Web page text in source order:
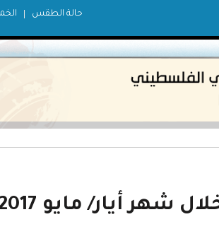
الخميس حالة الطقس
شهر أيار/ مايو 2017